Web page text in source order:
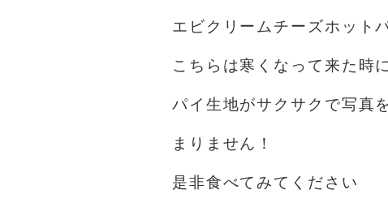
エビクリームチーズホット
こちらは寒くなって来た時
パイ生地がサクサクで写真
まりません！
是非食べてみてください